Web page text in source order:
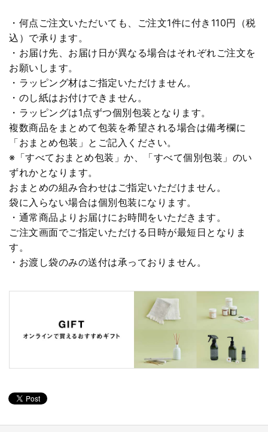
・何点ご注文いただいても、ご注文1件に付き110円（税
込）で承ります。
・お届け先、お届け日が異なる場合はそれぞれご注文を
お願いします。
・ラッピング材はご指定いただけません。
・のし紙はお付けできません。
・ラッピングは1点ずつ個別包装となります。
複数商品をまとめて包装を希望される場合は備考欄に
「おまとめ包装」とご記入ください。
※「すべておまとめ包装」か、「すべて個別包装」のい
ずれかとなります。
おまとめの組み合わせはご指定いただけません。
袋に入らない場合は個別包装になります。
・通常商品よりお届けにお時間をいただきます。
ご注文画面でご指定いただける日時が最短日となりま
す。
・お渡し袋のみの送付は承っておりません。